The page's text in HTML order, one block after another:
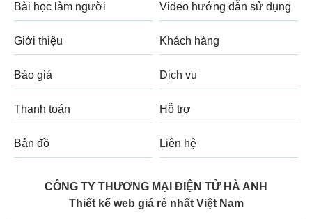
Bài học làm người Video hướng dẫn sử dụng
Giới thiệu Khách hàng
Báo giá Dịch vụ
Thanh toán Hỗ trợ
Bản đồ Liên hệ
CÔNG TY THƯƠNG MẠI ĐIỆN TỬ HÀ ANH
Thiết kế web giá rẻ nhất Việt Nam